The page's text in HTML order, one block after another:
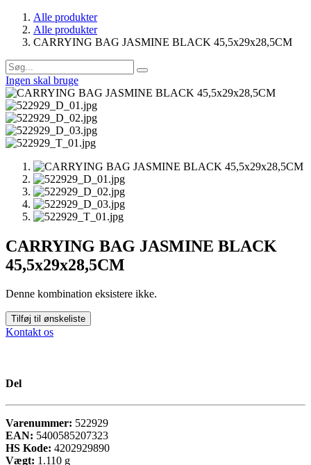
Alle produkter
Alle produkter
CARRYING BAG JASMINE BLACK 45,5x29x28,5CM
Ingen skal bruge
CARRYING BAG JASMINE BLACK
45,5x29x28,5CM
Denne kombination eksistere ikke.
Tilføj til ønskeliste
Kontakt os
Del
Varenummer: 522929
EAN: 5400585207323
HS Kode: 4202929890
Vægt: 1.110 g